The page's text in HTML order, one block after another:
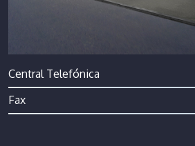
Central Telefónica
Fax